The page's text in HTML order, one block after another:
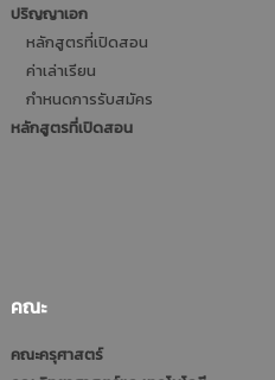
ปริญญาเอก
หลักสูตรที่เปิดสอน
ค่าเล่าเรียน
กำหนดการรับสมัคร
หลักสูตรที่เปิดสอน
คณะ
คณะครุศาสตร์